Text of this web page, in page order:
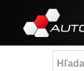
Prejsť
na